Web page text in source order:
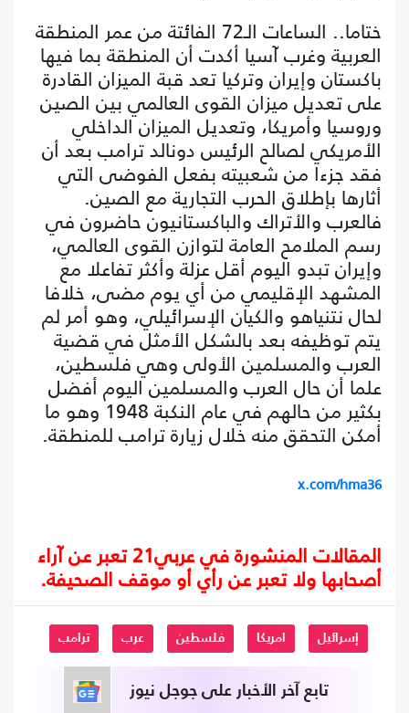
ختاما.. الساعات الـ72 الفائتة من عمر المنطقة
العربية وغرب آسيا أكدت أن المنطقة بما فيها
باكستان وإيران وتركيا تعد قبة الميزان القادرة
على تعديل ميزان القوى العالمي بين الصين
وروسيا وأمريكا، وتعديل الميزان الداخلي
الأمريكي لصالح الرئيس دونالد ترامب بعد أن
فقد جزءا من شعبيته بفعل الفوضى التي
أثارها بإطلاق الحرب التجارية مع الصين.
فالعرب والأتراك والباكستانيون حاضرون في
رسم الملامح العامة لتوازن القوى العالمي،
وإيران تبدو اليوم أقل عزلة وأكثر تفاعلا مع
المشهد الإقليمي من أي يوم مضى، خلافا
لحال نتنياهو والكيان الإسرائيلي، وهو أمر لم
يتم توظيفه بعد بالشكل الأمثل في قضية
العرب والمسلمين الأولى وهي فلسطين،
علما أن حال العرب والمسلمين اليوم أفضل
بكثير من حالهم في عام النكبة 1948 وهو ما
أمكن التحقق منه خلال زيارة ترامب للمنطقة.
x.com/hma36
المقالات المنشورة في عربي21 تعبر عن آراء
أصحابها ولا تعبر عن رأي أو موقف الصحيفة.
إسرائيل امريكا فلسطين عرب ترامب
تابع آخر الأخبار على جوجل نيوز